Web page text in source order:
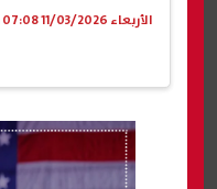
الأربعاء 11/03/2026 07:08 م